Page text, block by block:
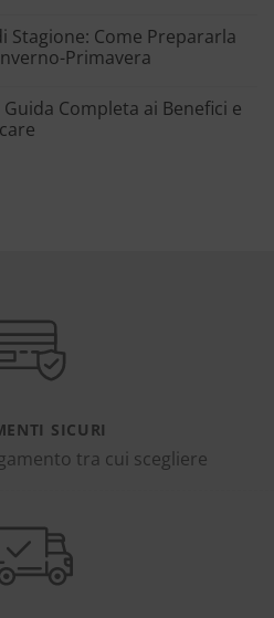
Stagione: Come Prepararla
Primavera
Completa ai Benefici e
SICURI
tra cui scegliere